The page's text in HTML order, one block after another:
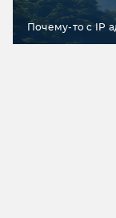
Почему-то с IP